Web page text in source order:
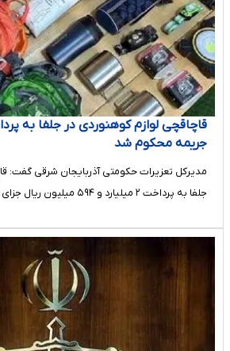
جریمه محکوم شد
مدیرکل تعزیرات حکومتی آذربایجان شرقی گفت:
جلفا به پرداخت ۲ میلیارد و ۵۹۴ میلیون ریال جزای نقدی محکوم شد.